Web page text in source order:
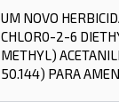
UM NOVO
CHLOR0-2-6
METHYL)
50.144) PARA